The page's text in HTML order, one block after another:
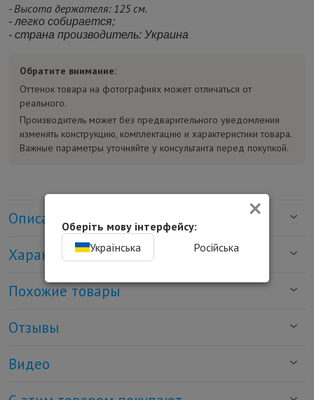
- Высота держателя: 125 см.
- легко собирается;
- страна производитель: Украина
Обратите внимание:
Оттенок товара на фотографиях может отличаться от
реального.
Производитель может без предварительного уведомления
изменять конструкцию, комплектацию и характеристики товара.
Важные параметры уточняйте у консультанта перед покупкой.
Описание
Характеристики
Похожие товары
Отзывы
Видео
×
Оберіть мову інтерфейсу:
Українська
Російська